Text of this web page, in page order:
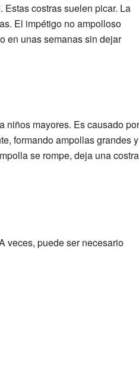
costras suelen picar. La
El impétigo no ampolloso
en unas semanas sin dejar
niños mayores. Es causado por
formando ampollas grandes y
se rompe, deja una costra
veces, puede ser necesario